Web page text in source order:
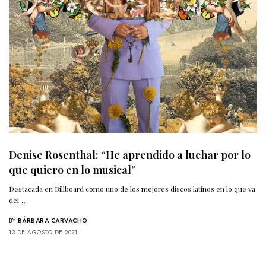
Denise Rosenthal: “He aprendido a luchar por lo
que quiero en lo musical”
Destacada en Billboard como uno de los mejores discos latinos en lo que va
del…
BY BÁRBARA CARVACHO
13 DE AGOSTO DE 2021